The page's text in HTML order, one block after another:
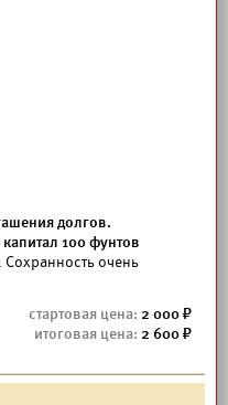
долгов.
100 фунтов
очень
2 000
2 600